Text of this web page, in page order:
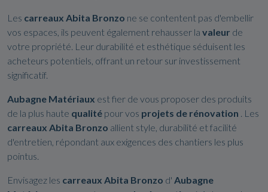
Les carreaux Abita Bronzo ne se contentent pas d'embellir
vos espaces, ils peuvent également rehausser la valeur de
votre propriété. Leur durabilité et esthétique séduisent les
acheteurs potentiels, offrant un retour sur investissement
significatif.
Aubagne Matériaux est fier de vous proposer des produits
de la plus haute qualité pour vos projets de rénovation . Les
carreaux Abita Bronzo allient style, durabilité et facilité
d'entretien, répondant aux exigences des chantiers les plus
pointus.
Envisagez les carreaux Abita Bronzo d' Aubagne